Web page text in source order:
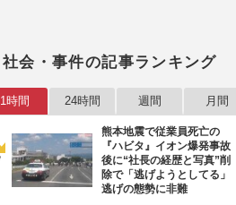
社会・事件の記事ランキング
1時間 24時間 週間 月間
熊本地震で従業員死亡の
『ハビタ』イオン爆発事故
後に“社長の経歴と写真”削
除で「逃げようとしてる」
逃げの態勢に非難